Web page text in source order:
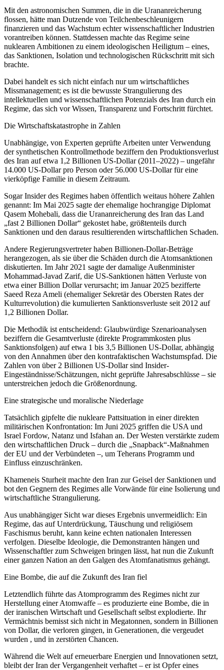
Mit den astronomischen Summen, die in die Urananreicherung
flossen, hätte man Dutzende von Teilchenbeschleunigern
finanzieren und das Wachstum echter wissenschaftlicher Industrien
vorantreiben können. Stattdessen machte das Regime seine
nuklearen Ambitionen zu einem ideologischen Heiligtum – eines,
das Sanktionen, Isolation und technologischen Rückschritt mit sich
brachte.
Dabei handelt es sich nicht einfach nur um wirtschaftliches
Missmanagement; es ist die bewusste Strangulierung des
intellektuellen und wissenschaftlichen Potenzials des Iran durch ein
Regime, das sich vor Wissen, Transparenz und Fortschritt fürchtet.
Die Wirtschaftskatastrophe in Zahlen
Unabhängige, von Experten geprüfte Arbeiten unter Verwendung
der synthetischen Kontrollmethode beziffern den Produktionsverlust
des Iran auf etwa 1,2 Billionen US-Dollar (2011–2022) – ungefähr
14.000 US-Dollar pro Person oder 56.000 US-Dollar für eine
vierköpfige Familie in diesem Zeitraum.
Sogar Insider des Regimes haben öffentlich weitaus höhere Zahlen
genannt: Im Mai 2025 sagte der ehemalige hochrangige Diplomat
Qasem Mohebali, dass die Urananreicherung des Iran das Land
„fast 2 Billionen Dollar“ gekostet habe, größtenteils durch
Sanktionen und den daraus resultierenden wirtschaftlichen Schaden.
Andere Regierungsvertreter haben Billionen-Dollar-Beträge
herangezogen, als sie über die Schäden durch die Atomsanktionen
diskutierten. Im Jahr 2021 sagte der damalige Außenminister
Mohammad-Javad Zarif, die US-Sanktionen hätten Verluste von
etwa einer Billion Dollar verursacht; im Januar 2025 bezifferte
Saeed Reza Ameli (ehemaliger Sekretär des Obersten Rates der
Kulturrevolution) die kumulierten Sanktionsverluste seit 2012 auf
1,2 Billionen Dollar.
Die Methodik ist entscheidend: Glaubwürdige Szenarioanalysen
beziffern die Gesamtverluste (direkte Programmkosten plus
Sanktionsfolgen) auf etwa 1 bis 3,5 Billionen US-Dollar, abhängig
von den Annahmen über den kontrafaktischen Wachstumspfad. Die
Zahlen von über 2 Billionen US-Dollar sind Insider-
Eingeständnisse/Schätzungen, nicht geprüfte Jahresabschlüsse – sie
unterstreichen jedoch die Größenordnung.
Eine strategische und moralische Niederlage
Tatsächlich gipfelte die nukleare Pattsituation in einer direkten
militärischen Konfrontation: Im Juni 2025 griffen die USA und
Israel Fordow, Natanz und Isfahan an. Der Westen verstärkte zudem
den wirtschaftlichen Druck – durch die „Snapback“-Maßnahmen
der EU und der Verbündeten –, um Teherans Programm und
Einfluss einzuschränken.
Khameneis Sturheit machte den Iran zur Geisel der Sanktionen und
bot den Gegnern des Regimes alle Vorwände für eine Isolierung und
wirtschaftliche Strangulierung.
Aus unabhängiger Sicht war dieses Ergebnis unvermeidlich: Ein
Regime, das auf Unterdrückung, Täuschung und religiösem
Faschismus beruht, kann keine echten nationalen Interessen
verfolgen. Dieselbe Ideologie, die Demonstranten hängen und
Wissenschaftler zum Schweigen bringen lässt, hat nun die Zukunft
einer ganzen Nation an den Galgen des Atomfanatismus gehängt.
Eine Bombe, die auf die Zukunft des Iran fiel
Letztendlich führte das Atomprogramm des Regimes nicht zur
Herstellung einer Atomwaffe – es produzierte eine Bombe, die in
der iranischen Wirtschaft und Gesellschaft selbst explodierte. Ihr
Vermächtnis bemisst sich nicht in Megatonnen, sondern in Billionen
von Dollar, die verloren gingen, in Generationen, die vergeudet
wurden , und in zerstörten Chancen.
Während die Welt auf erneuerbare Energien und Innovationen setzt,
bleibt der Iran der Vergangenheit verhaftet – er ist Opfer eines